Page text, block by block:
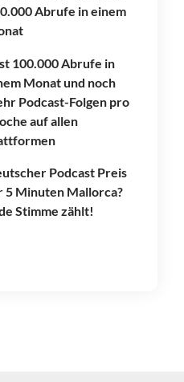
Abrufe in einem
100.000 Abrufe in
Monat und noch
Podcast-Folgen pro
auf allen
Podcast Preis
5 Minuten Mallorca?
Stimme zählt!